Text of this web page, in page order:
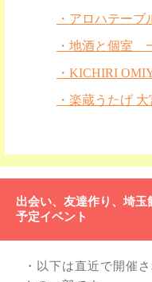
・アロハテーブ
・地酒と個室
・KICHIRI
・楽蔵うたげ
出会い、友達作り、埼
予定イベント
・以下は直近で開催